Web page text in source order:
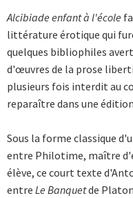
Alcibiade enfant à l'école
littérature érotique qui
quelques bibliophiles
d'œuvres de la prose
plusieurs fois interdit au
reparaître dans une
Sous la forme classique
entre Philotime, maître
élève, ce court texte
entre Le Banquetde